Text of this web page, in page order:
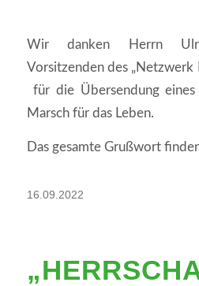
Wir danken Herrn
Vorsitzenden des „Netzwerk
für die Übersendung
Marsch für das Leben.
Das gesamte Grußwort
16.09.2022